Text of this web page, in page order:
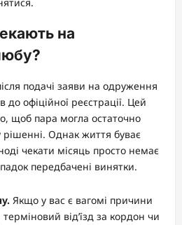
на
подачі заяви на одруження
до офіційної реєстрації. Цей
щоб пара могла остаточно
рішенні. Однак життя буває
чекати місяць просто немає
передбачені винятки.
Якщо у вас є вагомі причини
від’їзд за кордон чи